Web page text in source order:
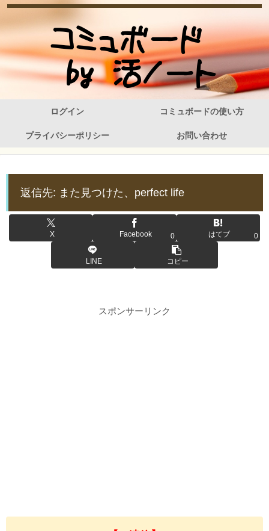
ログイン コミュボードの使い方
プライバシーポリシー お問い合わせ
返信先: また見つけた、perfect life
X Facebook 0 はてブ 0
LINE コピー
スポンサーリンク